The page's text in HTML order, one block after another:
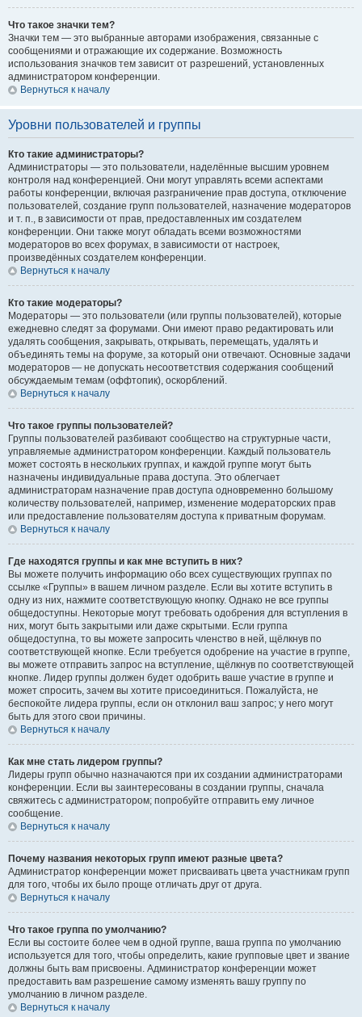
Что такое значки тем?
Значки тем — это выбранные авторами изображения, связанные с
сообщениями и отражающие их содержание. Возможность
использования значков тем зависит от разрешений, установленных
администратором конференции.
Вернуться к началу
Уровни пользователей и группы
Кто такие администраторы?
Администраторы — это пользователи, наделённые высшим уровнем
контроля над конференцией. Они могут управлять всеми аспектами
работы конференции, включая разграничение прав доступа, отключение
пользователей, создание групп пользователей, назначение модераторов
и т. п., в зависимости от прав, предоставленных им создателем
конференции. Они также могут обладать всеми возможностями
модераторов во всех форумах, в зависимости от настроек,
произведённых создателем конференции.
Вернуться к началу
Кто такие модераторы?
Модераторы — это пользователи (или группы пользователей), которые
ежедневно следят за форумами. Они имеют право редактировать или
удалять сообщения, закрывать, открывать, перемещать, удалять и
объединять темы на форуме, за который они отвечают. Основные задачи
модераторов — не допускать несоответствия содержания сообщений
обсуждаемым темам (оффтопик), оскорблений.
Вернуться к началу
Что такое группы пользователей?
Группы пользователей разбивают сообщество на структурные части,
управляемые администратором конференции. Каждый пользователь
может состоять в нескольких группах, и каждой группе могут быть
назначены индивидуальные права доступа. Это облегчает
администраторам назначение прав доступа одновременно большому
количеству пользователей, например, изменение модераторских прав
или предоставление пользователям доступа к приватным форумам.
Вернуться к началу
Где находятся группы и как мне вступить в них?
Вы можете получить информацию обо всех существующих группах по
ссылке «Группы» в вашем личном разделе. Если вы хотите вступить в
одну из них, нажмите соответствующую кнопку. Однако не все группы
общедоступны. Некоторые могут требовать одобрения для вступления в
них, могут быть закрытыми или даже скрытыми. Если группа
общедоступна, то вы можете запросить членство в ней, щёлкнув по
соответствующей кнопке. Если требуется одобрение на участие в группе,
вы можете отправить запрос на вступление, щёлкнув по соответствующей
кнопке. Лидер группы должен будет одобрить ваше участие в группе и
может спросить, зачем вы хотите присоединиться. Пожалуйста, не
беспокойте лидера группы, если он отклонил ваш запрос; у него могут
быть для этого свои причины.
Вернуться к началу
Как мне стать лидером группы?
Лидеры групп обычно назначаются при их создании администраторами
конференции. Если вы заинтересованы в создании группы, сначала
свяжитесь с администратором; попробуйте отправить ему личное
сообщение.
Вернуться к началу
Почему названия некоторых групп имеют разные цвета?
Администратор конференции может присваивать цвета участникам групп
для того, чтобы их было проще отличать друг от друга.
Вернуться к началу
Что такое группа по умолчанию?
Если вы состоите более чем в одной группе, ваша группа по умолчанию
используется для того, чтобы определить, какие групповые цвет и звание
должны быть вам присвоены. Администратор конференции может
предоставить вам разрешение самому изменять вашу группу по
умолчанию в личном разделе.
Вернуться к началу